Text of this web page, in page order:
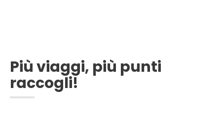
Più viaggi, più punti
raccogli!